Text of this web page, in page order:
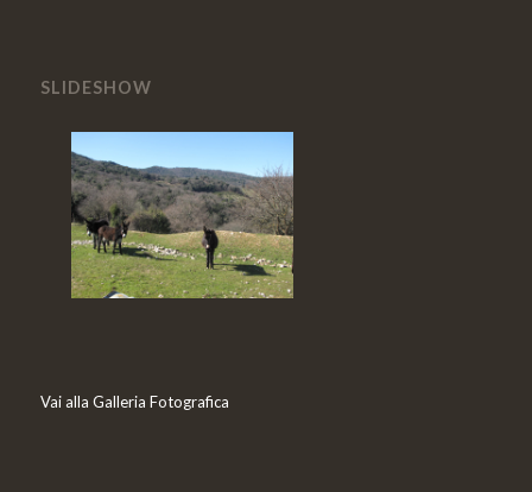
SLIDESHOW
Vai alla Galleria Fotografica